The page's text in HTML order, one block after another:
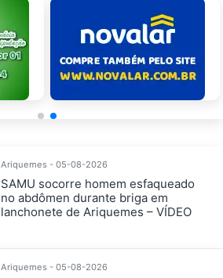
Ariquemes - 05-08-2026
SAMU socorre homem esfaqueado
no abdômen durante briga em
lanchonete de Ariquemes – VÍDEO
Ariquemes - 05-08-2026